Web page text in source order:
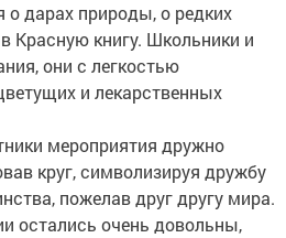
о дарах природы, о редких
Красную книгу. Школьники и
они с легкостью
и лекарственных
мероприятия дружно
круг, символизируя дружбу
пожелав друг другу мира.
остались очень довольны,